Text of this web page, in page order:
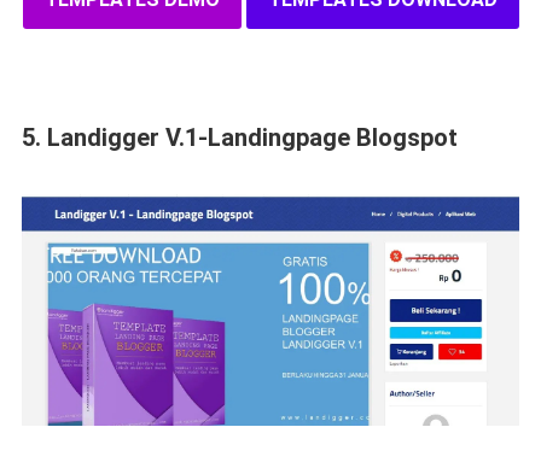
5. Landigger V.1-Landingpage Blogspot